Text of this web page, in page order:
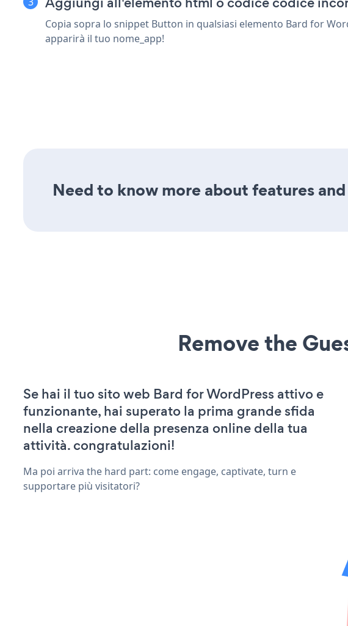
Copia sopra lo snippet Button in qualsiasi elemento Bard for
apparirà il tuo nome_app!
Need to know more about features
Remove the
Se hai il tuo sito web Bard for WordPress attivo e
funzionante, hai superato la prima grande sfida
nella creazione della presenza online della tua
attività. congratulazioni!
Ma poi arriva the hard part: come engage, captivate, turn e
supportare più visitatori?